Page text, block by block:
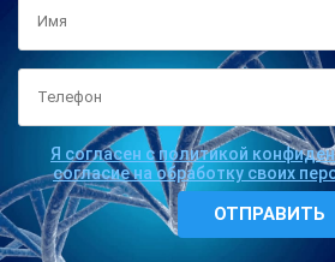
Я согласен с политикой
согласие на обработку своих